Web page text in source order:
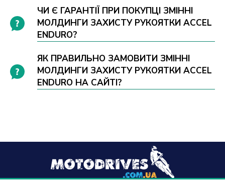
ЧИ Є ГАРАНТІЇ ПРИ ПОКУПЦІ ЗМІННІ
МОЛДИНГИ ЗАХИСТУ РУКОЯТКИ ACCEL
ENDURO?
ЯК ПРАВИЛЬНО ЗАМОВИТИ ЗМІННІ
МОЛДИНГИ ЗАХИСТУ РУКОЯТКИ ACCEL
ENDURO НА САЙТІ?